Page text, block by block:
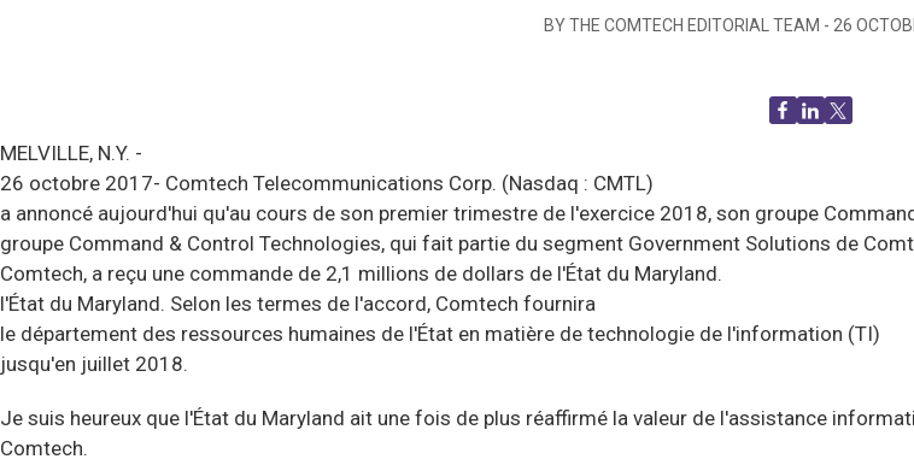
BY THE COMTECH EDITORIAL TEAM - 26
MELVILLE, N.Y. -
26 octobre 2017- Comtech Telecommunications Corp. (Nasdaq : CMTL)
a annoncé aujourd'hui qu'au cours de son premier trimestre de l'exercice 2018, son groupe
groupe Command & Control Technologies, qui fait partie du segment Government Solutions de
Comtech, a reçu une commande de 2,1 millions de dollars de l'État du Maryland.
l'État du Maryland. Selon les termes de l'accord, Comtech fournira
le département des ressources humaines de l'État en matière de technologie de l'information (TI)
jusqu'en juillet 2018.
Je suis heureux que l'État du Maryland ait une fois de plus réaffirmé la valeur de l'assistance
Comtech.